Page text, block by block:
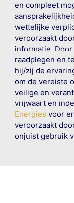
en compleet
wettelijke
veroorzaakt
informatie.
raadplegen en
hij/zij de
om de vereiste
veilige en
vrijwaart en
Energies voor
veroorzaakt
onjuist gebruik